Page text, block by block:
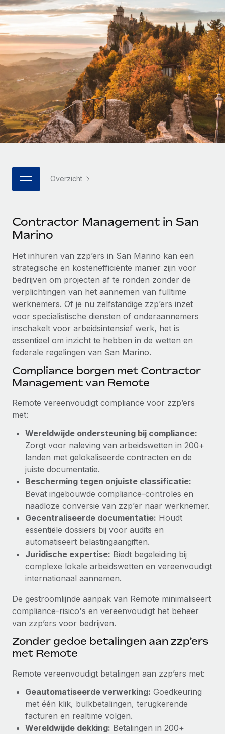
Zzp'ers internationaal onboarden en beheren
Ingewikkelde HR-taken eenvoudig uitbesteden
INFRASTRUCTUUR
Remote Embedded
HR naadloos in workflows integreren
Platform
Ingebouwde essentiële HR-functies voor je team
Integraties
DIENSTEN
Krijg hulp van global HR- en juridische experts
Achtergrondonderzoek
Vereenvoudig het screeningsproces van
kandidaten
Compliance Watchtower
Blijf compliance-risico's voor
Lever en track wereldwijd IT-middelen
Entiteiten oprichten
Stel snel compliant entiteiten op
Mobiliteit en overplaatsing
Plaats werknemers moeiteloos over
Secundaire arbeidsvoorwaarden
Eenvoudig secundaire arbeidsvoorwaarden
beheren
Start-ups
Flexibele global HR en payroll solutions voor groeiende
bedrijven
Mid-market
Teams uitbreiden met HR solutions op maat
Enterprise
Global HR voor grote bedrijven
WERK MET ONS SAMEN
Strategische technologiepartners
Een partner worden
Ontdek hoe je met ons kunt samenwerken
Integraties en advies over AI-automatiseringen
CASESTUDY'S
Betalingscalculator voor zzp'ers
Ontdek valuta-opties en betaalsnelheden voor
LEREN MET REMOTE
Onderzoek en gidsen
Casestudy's
HR-woordenlijst
Checklists en templates
Webinars
Newsroom
Inzichtencentrum
Support
Alle bronnen bekijken
BLOG
Global Payroll
EOR en PEO
Contractor Management
Belastingen
Naar de blog
BLOG
Productupdates van Remote: Gusto- en Xero-
integraties en Contractor Management Plus
te helpen bij het aannemen, beheren en...
Meer informatie
beheert met Remote
Phiture, een toonaangevende leider in de wereldwijde
mobiele groeiadviessector, zet zich sinds 2016...
Meer informatie
Nederlands
Français
Deutsch
Español
Italiano
Português (Portugal)
日本語
한국어
Inloggen
Overzicht
Contractor Management in San
Marino
Het inhuren van zzp’ers in San Marino kan een
strategische en kostenefficiënte manier zijn voor
bedrijven om projecten af te ronden zonder de
verplichtingen van het aannemen van fulltime
werknemers. Of je nu zelfstandige zzp’ers inzet
voor specialistische diensten of onderaannemers
inschakelt voor arbeidsintensief werk, het is
essentieel om inzicht te hebben in de wetten en
federale regelingen van San Marino.
Compliance borgen met Contractor
Management van Remote
Remote vereenvoudigt compliance voor zzp’ers
met:
Wereldwijde ondersteuning bij compliance:
Zorgt voor naleving van arbeidswetten in 200+
landen met gelokaliseerde contracten en de
juiste documentatie.
Bescherming tegen onjuiste classificatie:
Bevat ingebouwde compliance-controles en
naadloze conversie van zzp’er naar werknemer.
Gecentraliseerde documentatie: Houdt
essentiële dossiers bij voor audits en
automatiseert belastingaangiften.
Juridische expertise: Biedt begeleiding bij
complexe lokale arbeidswetten en vereenvoudigt
internationaal aannemen.
De gestroomlijnde aanpak van Remote minimaliseert
compliance-risico's en vereenvoudigt het beheer
van zzp’ers voor bedrijven.
Zonder gedoe betalingen aan zzp’ers
met Remote
Remote vereenvoudigt betalingen aan zzp’ers met:
Geautomatiseerde verwerking: Goedkeuring
met één klik, bulkbetalingen, terugkerende
facturen en realtime volgen.
Wereldwijde dekking: Betalingen in 200+